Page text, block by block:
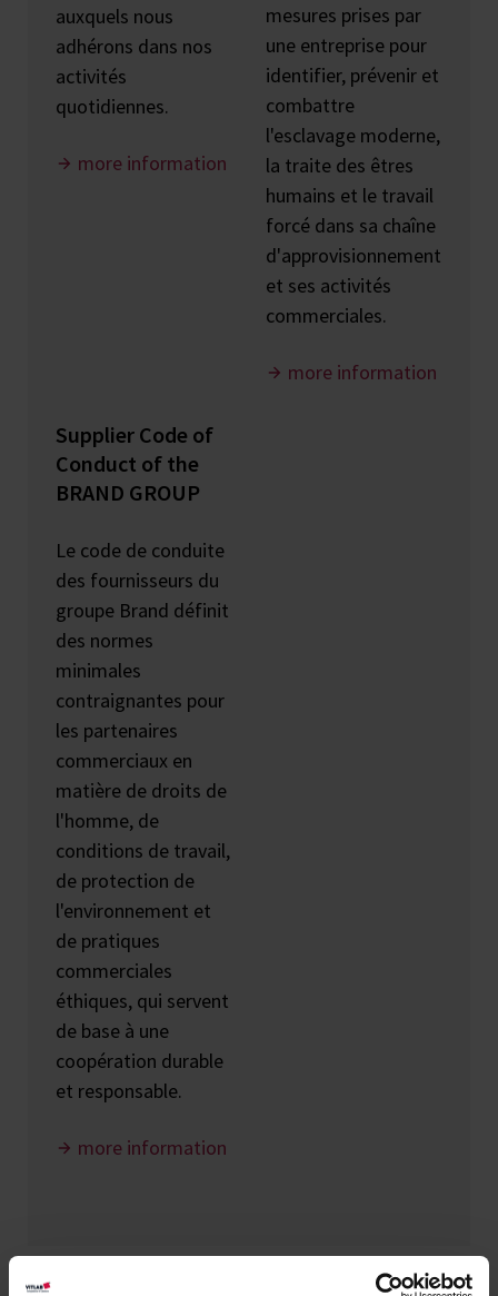
auxquels nous
adhérons dans nos
activités
quotidiennes.
more information
mesures prises par
une entreprise pour
identifier, prévenir et
combattre
l'esclavage moderne,
la traite des êtres
humains et le travail
forcé dans sa chaîne
d'approvisionnement
et ses activités
commerciales.
more information
Supplier Code of
Conduct of the
BRAND GROUP
Le code de conduite
des fournisseurs du
groupe Brand définit
des normes
minimales
contraignantes pour
les partenaires
commerciaux en
matière de droits de
l'homme, de
conditions de travail,
de protection de
l'environnement et
de pratiques
commerciales
éthiques, qui servent
de base à une
coopération durable
et responsable.
more information
California
Dodd-Frank Act